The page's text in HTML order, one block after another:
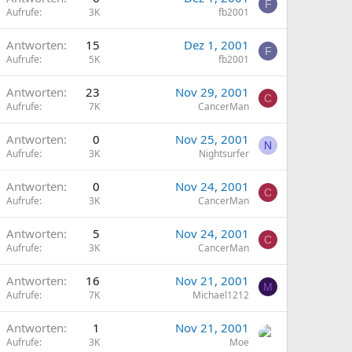
Aufrufe 3K fb2001
F
Antworten 15
Aufrufe 5K
Dez 1, 2001
fb2001
F
Antworten 23
Aufrufe 7K
Nov 29, 2001
CancerMan
C
Antworten 0
Aufrufe 3K
Nov 25, 2001
Nightsurfer
N
Antworten 0
Aufrufe 3K
Nov 24, 2001
CancerMan
C
Antworten 5
Aufrufe 3K
Nov 24, 2001
CancerMan
C
Antworten 16
Aufrufe 7K
Nov 21, 2001
Michael1212
M
Antworten 1
Aufrufe 3K
Nov 21, 2001
Moe